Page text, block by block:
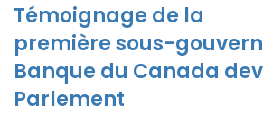
Témoignage de la
première sous-
Banque du Canada
Parlement